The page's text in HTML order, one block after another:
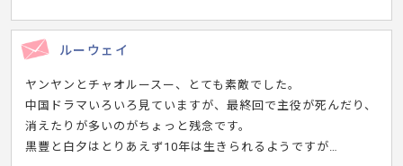
ルーウェイ
ヤンヤンとチャオルースー、とても素敵でした。
中国ドラマいろいろ見ていますが、最終回で主役が死んだり、
消えたりが多いのがちょっと残念です。
黒豐と白夕はとりあえず10年は生きられるようですが…